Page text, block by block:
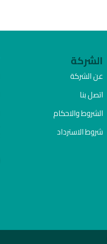
الشركة
عن الشركة
اتصل بنا
الشروط والاحكام
شروط الاسترداد